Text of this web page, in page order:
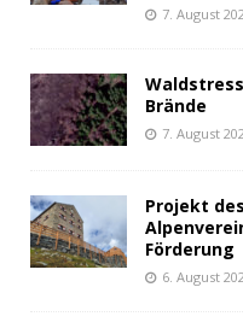
7. August
Brände
7. August
Projekt
Förderung
6. August